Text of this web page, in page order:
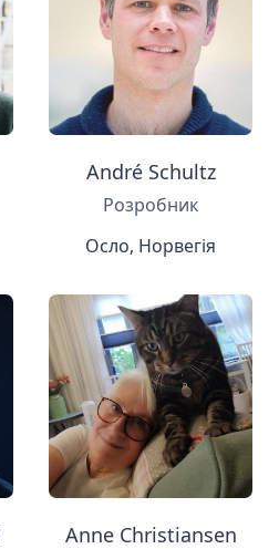
André Schultz
Розробник
Осло, Норвегія
Anne Christiansen